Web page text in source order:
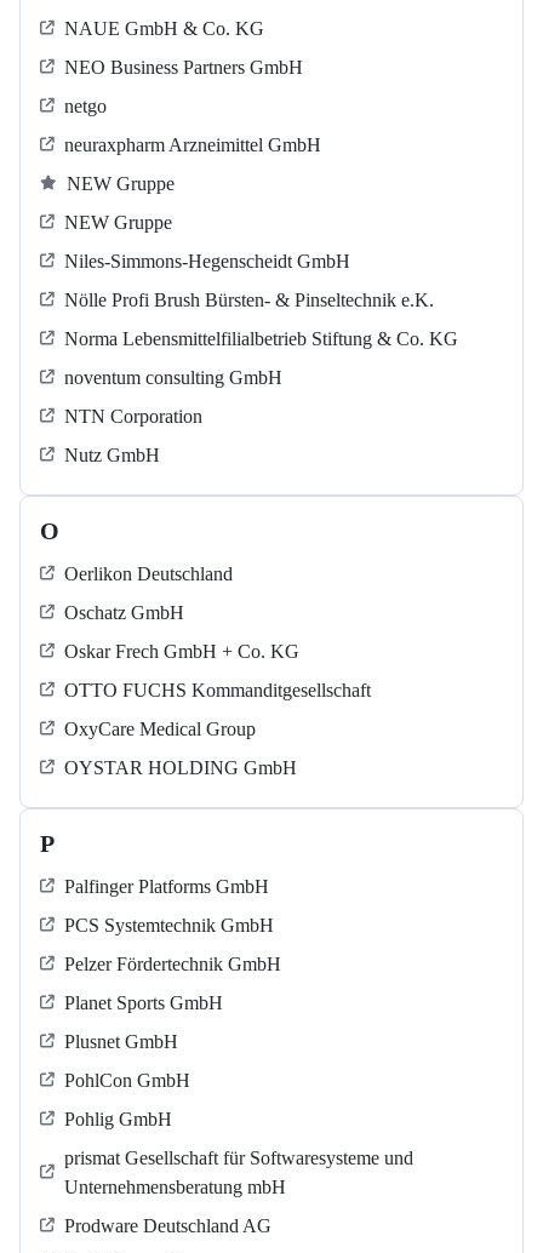
NAUE GmbH & Co. KG
NEO Business Partners GmbH
netgo
neuraxpharm Arzneimittel GmbH
NEW Gruppe
NEW Gruppe
Niles-Simmons-Hegenscheidt GmbH
Nölle Profi Brush Bürsten- & Pinseltechnik e.K.
Norma Lebensmittelfilialbetrieb Stiftung & Co. KG
noventum consulting GmbH
NTN Corporation
Nutz GmbH
O
Oerlikon Deutschland
Oschatz GmbH
Oskar Frech GmbH + Co. KG
OTTO FUCHS Kommanditgesellschaft
OxyCare Medical Group
OYSTAR HOLDING GmbH
P
Palfinger Platforms GmbH
PCS Systemtechnik GmbH
Pelzer Fördertechnik GmbH
Planet Sports GmbH
Plusnet GmbH
PohlCon GmbH
Pohlig GmbH
prismat Gesellschaft für Softwaresysteme und
Unternehmensberatung mbH
Prodware Deutschland AG